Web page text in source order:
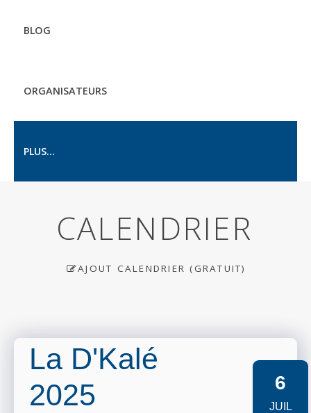
BLOG
ORGANISATEURS
PLUS...
CALENDRIER
AJOUT CALENDRIER (GRATUIT)
La D'Kalé
2025
6
JUIL